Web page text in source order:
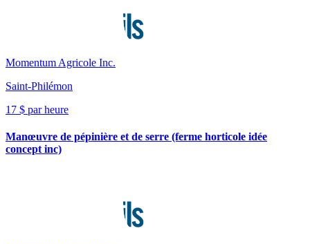
Momentum Agricole Inc.
Saint-Philémon
17 $ par heure
Manœuvre de pépinière et de serre (ferme horticole idée
concept inc)